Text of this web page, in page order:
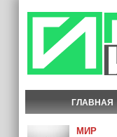
ГЛАВНАЯ
МИР